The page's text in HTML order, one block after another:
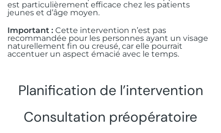
est particulièrement efficace chez les patients
jeunes et d’âge moyen.
Important : Cette intervention n’est pas
recommandée pour les personnes ayant un visage
naturellement fin ou creusé, car elle pourrait
accentuer un aspect émacié avec le temps.
Planification de l’intervention
Consultation préopératoire